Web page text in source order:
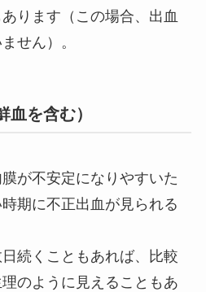
ります（この場合、出血
せん）。
を含む）
が不安定になりやすいた
期に不正出血が見られる
続くこともあれば、比較
のように見えることもあ